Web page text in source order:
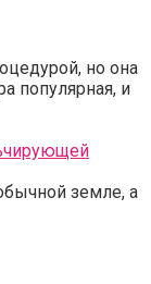
но она
популярная, и
земле, а